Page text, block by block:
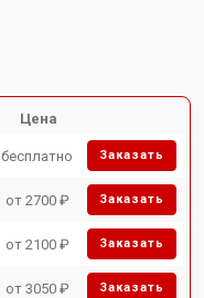
Цена
бесплатно Заказать
от 2700 ₽ Заказать
от 2100 ₽ Заказать
от 3050 ₽ Заказать